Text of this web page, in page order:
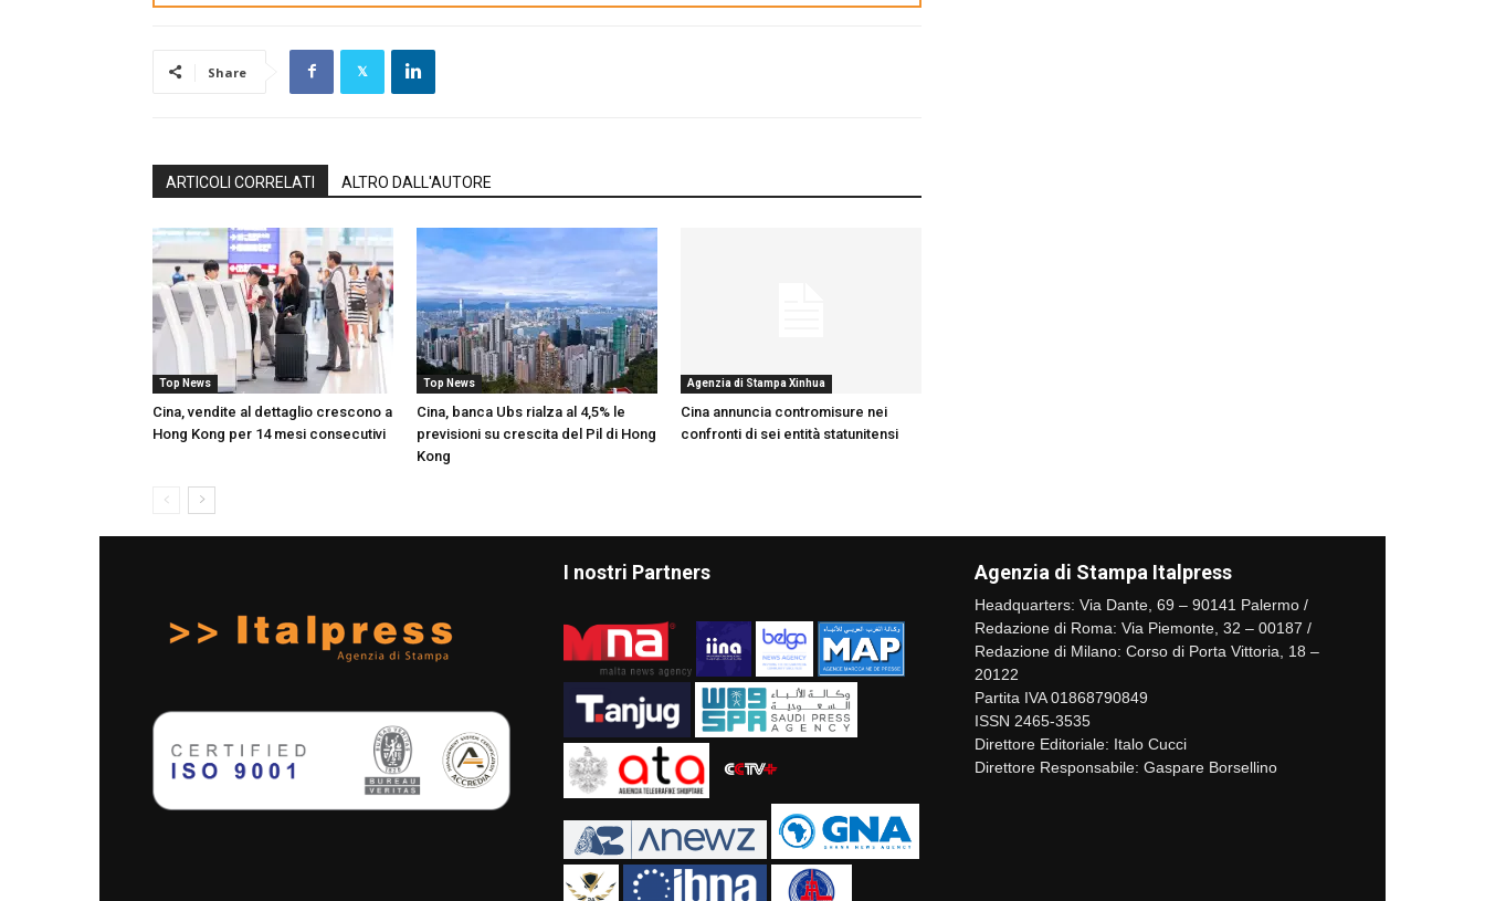
Share
ARTICOLI CORRELATI ALTRO DALL'AUTORE
Top News
Cina, vendite al dettaglio crescono a
Hong Kong per 14 mesi consecutivi
Top News
Cina, banca Ubs rialza al 4,5% le
previsioni su crescita del Pil di Hong
Kong
Agenzia di Stampa Xinhua
Cina annuncia contromisure nei
confronti di sei entità statunitensi
I nostri Partners Agenzia di Stampa Italpress
Headquarters: Via Dante, 69 – 90141 Palermo /
Redazione di Roma: Via Piemonte, 32 – 00187 /
Redazione di Milano: Corso di Porta Vittoria, 18 –
20122
Partita IVA 01868790849
ISSN 2465-3535
Direttore Editoriale: Italo Cucci
Direttore Responsabile: Gaspare Borsellino